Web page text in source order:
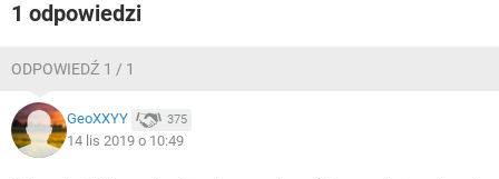
1 odpowiedzi
ODPOWIEDŹ 1 / 1
GeoXXYY 375
14 lis 2019 o 10:49